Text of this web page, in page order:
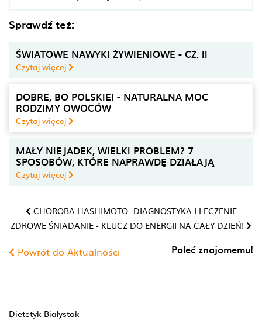
Sprawdź też:
ŚWIATOWE NAWYKI ŻYWIENIOWE - CZ. II
Czytaj więcej
DOBRE, BO POLSKIE! - NATURALNA MOC
RODZIMY OWOCÓW
Czytaj więcej
MAŁY NIEJADEK, WIELKI PROBLEM? 7
SPOSOBÓW, KTÓRE NAPRAWDĘ DZIAŁAJĄ
Czytaj więcej
CHOROBA HASHIMOTO -DIAGNOSTYKA I LECZENIE
ZDROWE ŚNIADANIE - KLUCZ DO ENERGII NA CAŁY DZIEŃ!
Powrót do Aktualności Poleć znajomemu!
Dietetyk Białystok